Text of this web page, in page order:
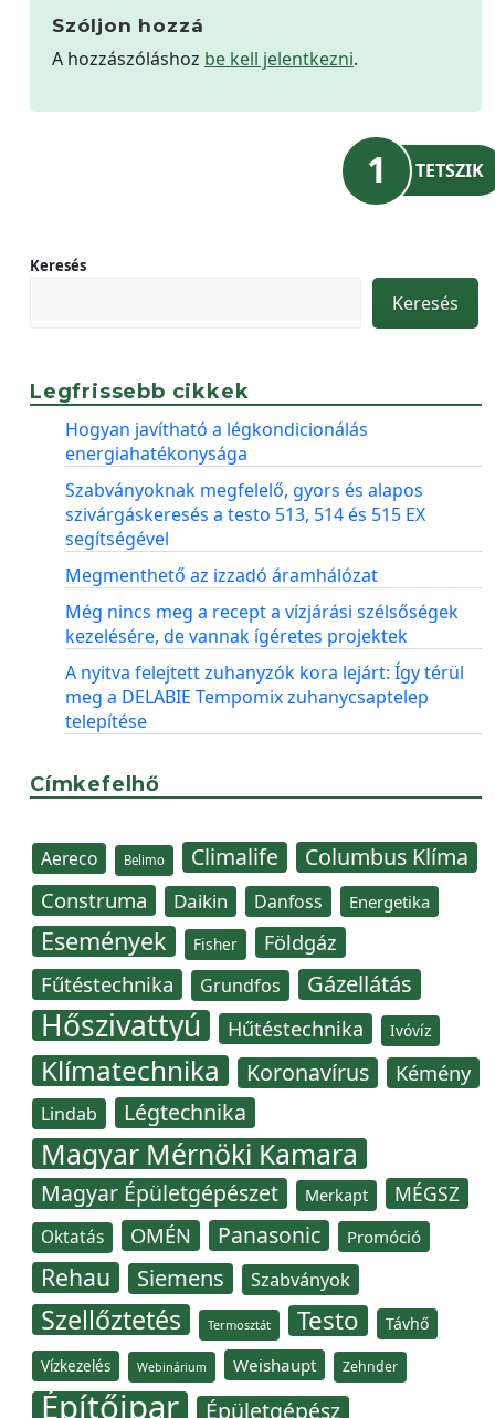
Szóljon hozzá
A hozzászóláshoz be kell jelentkezni.
1 TETSZIK
Keresés
Keresés
Legfrissebb cikkek
Hogyan javítható a légkondicionálás
energiahatékonysága
Szabványoknak megfelelő, gyors és alapos
szivárgáskeresés a testo 513, 514 és 515 EX
segítségével
Megmenthető az izzadó áramhálózat
Még nincs meg a recept a vízjárási szélsőségek
kezelésére, de vannak ígéretes projektek
A nyitva felejtett zuhanyzók kora lejárt: Így térül
meg a DELABIE Tempomix zuhanycsaptelep
telepítése
Címkefelhő
Aereco Belimo Climalife Columbus Klíma
Construma Daikin Danfoss Energetika
Események Fisher Földgáz
Fűtéstechnika Grundfos Gázellátás
Hőszivattyú Hűtéstechnika Ivóvíz
Klímatechnika Koronavírus Kémény
Lindab Légtechnika
Magyar Mérnöki Kamara
Magyar Épületgépészet Merkapt MÉGSZ
Oktatás OMÉN Panasonic Promóció
Rehau Siemens Szabványok
Szellőztetés Termosztát Testo Távhő
Vízkezelés Webinárium Weishaupt Zehnder
Építőipar Épületgépész